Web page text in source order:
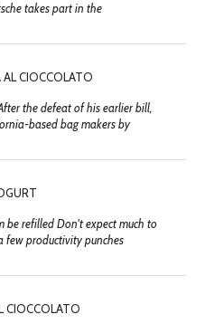
takes part in the
CIOCCOLATO
the defeat of his earlier bill,
based bag makers by
be refilled Don't expect much to
few productivity punches
CIOCCOLATO